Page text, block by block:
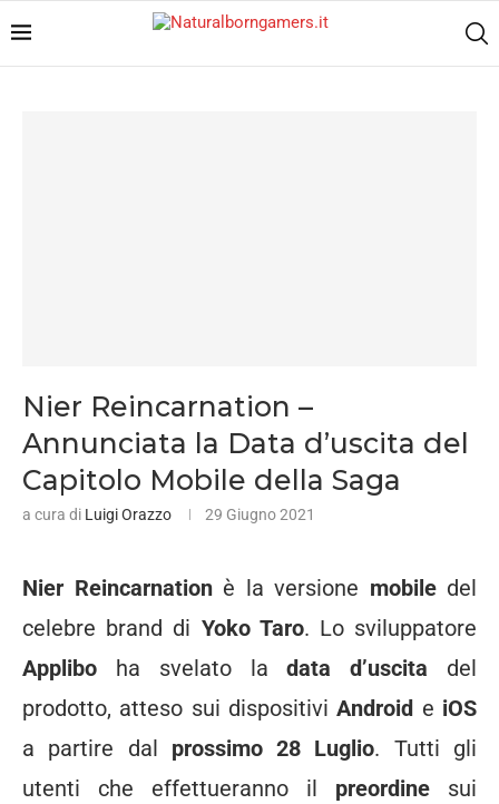
Nier Reincarnation –
Annunciata la Data d’uscita del
Capitolo Mobile della Saga
a cura di Luigi Orazzo 29 Giugno 2021
Nier Reincarnationè la versione mobiledel
celebre brand di Yoko Taro. Lo sviluppatore
Applibo ha svelato ladata d’uscita del
prodotto, atteso sui dispositiviAndroid e iOS
a partire dal prossimo 28 Luglio. Tutti gli
utenti che effettueranno il preordine sui